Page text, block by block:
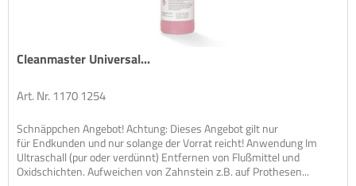
Cleanmaster Universal...
Art. Nr. 1170 1254
Schnäppchen Angebot! Achtung: Dieses Angebot gilt nur
für Endkunden und nur solange der Vorrat reicht! Anwendung Im
Ultraschall (pur oder verdünnt) Entfernen von Flußmittel und
Oxidschichten. Aufweichen von Zahnstein z.B. auf Prothesen...